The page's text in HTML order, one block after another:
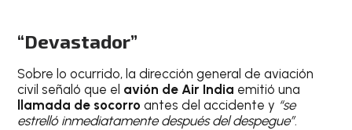
“Devastador”
Sobre lo ocurrido, la dirección general de aviación
civil señaló que el avión de Air India emitió una
llamada de socorro antes del accidente y “se
estrelló inmediatamente después del despegue”.